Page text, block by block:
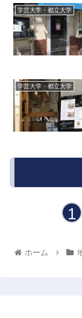
学芸大学・都立大学
学芸大学・都立大学
1
ホーム